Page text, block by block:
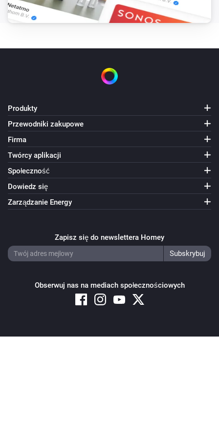
Produkty
Przewodniki zakupowe
Firma
Twórcy aplikacji
Społeczność
Dowiedz się
Zarządzanie Energy
Zapisz się do newslettera Homey
Obserwuj nas na mediach społecznościowych